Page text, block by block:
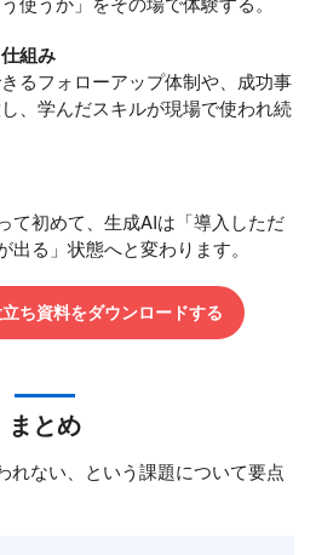
組み
るフォローアップ体制や、成功事
、学んだスキルが現場で使われ続
て初めて、生成AIは「導入しただ
る」状態へと変わります。
ち資料をダウンロードする
まとめ
れない、という課題について要点